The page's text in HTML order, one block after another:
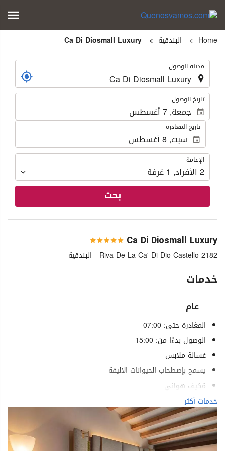
Home البندقية
. مدينة الوصول
. تاريخ الوصول
تاريخ المغادرة
الإقامة
الإقامة
2 الأفراد,
1غرفة
بحث
Ca Di Diosmall Luxury
Riva De La Ca' Di Dio Castello 2182 - البندقية
خدمات
عام
المغادرة حتى: 07:00
الوصول بدءًا من: 15:00
غسالة ملابس
يسمح بإصطحاب الحيوانات الاليفة
مُكيف هوائي
تدفئة
مصعد
خدمات لذوي الاحتياجات الخاصة
غرف لغير المدخنين
خدمات أكثر